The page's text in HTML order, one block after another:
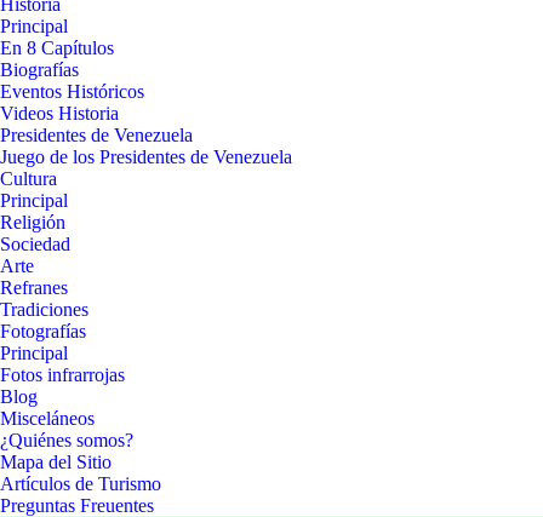
Historia
Principal
En 8 Capítulos
Biografías
Eventos Históricos
Videos Historia
Presidentes de Venezuela
Juego de los Presidentes de Venezuela
Cultura
Principal
Religión
Sociedad
Arte
Refranes
Tradiciones
Fotografías
Principal
Fotos infrarrojas
Blog
Misceláneos
¿Quiénes somos?
Mapa del Sitio
Artículos de Turismo
Preguntas Freuentes